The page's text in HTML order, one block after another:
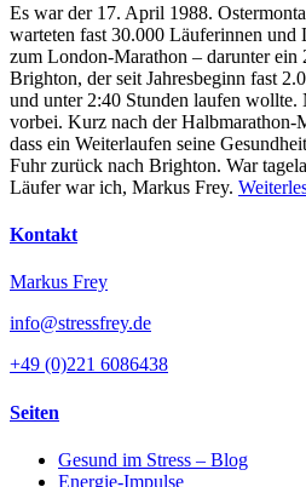
Es war der 17. April 1988.
warteten fast 30.000 Läuferinnen und
zum London-Marathon – darunter ein
Brighton, der seit Jahresbeginn fast
und unter 2:40 Stunden laufen
vorbei. Kurz nach der Halbmarathon-
dass ein Weiterlaufen seine
Fuhr zurück nach Brighton. War
Läufer war ich, Markus Frey.
Kontakt
Markus Frey
info@stressfrey.de
+49 (0)221 6086438
Seiten
Gesund im Stress – Blog
Energie-Impulse